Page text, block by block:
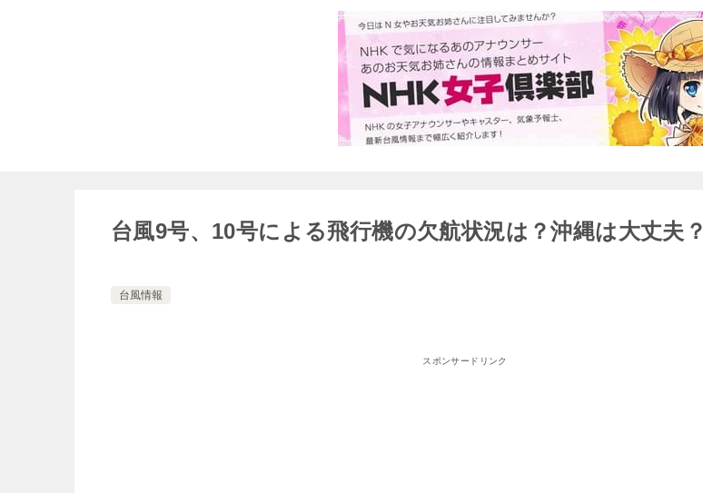
台風9号、10号による飛行機の欠航状況は？沖縄は大丈夫？
台風情報
スポンサードリンク